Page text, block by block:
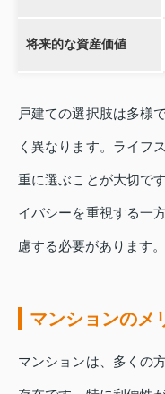
将来的な資産価値
戸建ての選択肢は多様
く異なります。ライフ
重に選ぶことが大切で
イバシーを重視する一
慮する必要があります。
マンションのメ
マンションは、多くの